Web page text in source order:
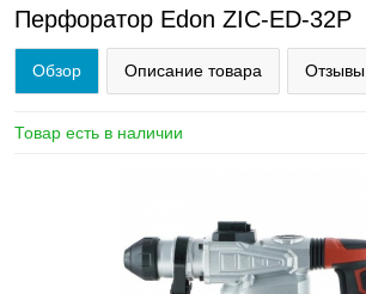
Перфоратор Edon ZIC-ED-32P
Обзор Описание товара Отзывы
Товар есть в наличии